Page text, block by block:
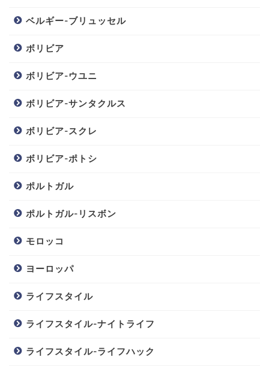
ベルギー-ブリュッセル
ボリビア
ボリビア-ウユニ
ボリビア-サンタクルス
ボリビア-スクレ
ボリビア-ポトシ
ポルトガル
ポルトガル-リスボン
モロッコ
ヨーロッパ
ライフスタイル
ライフスタイル-ナイトライフ
ライフスタイル-ライフハック